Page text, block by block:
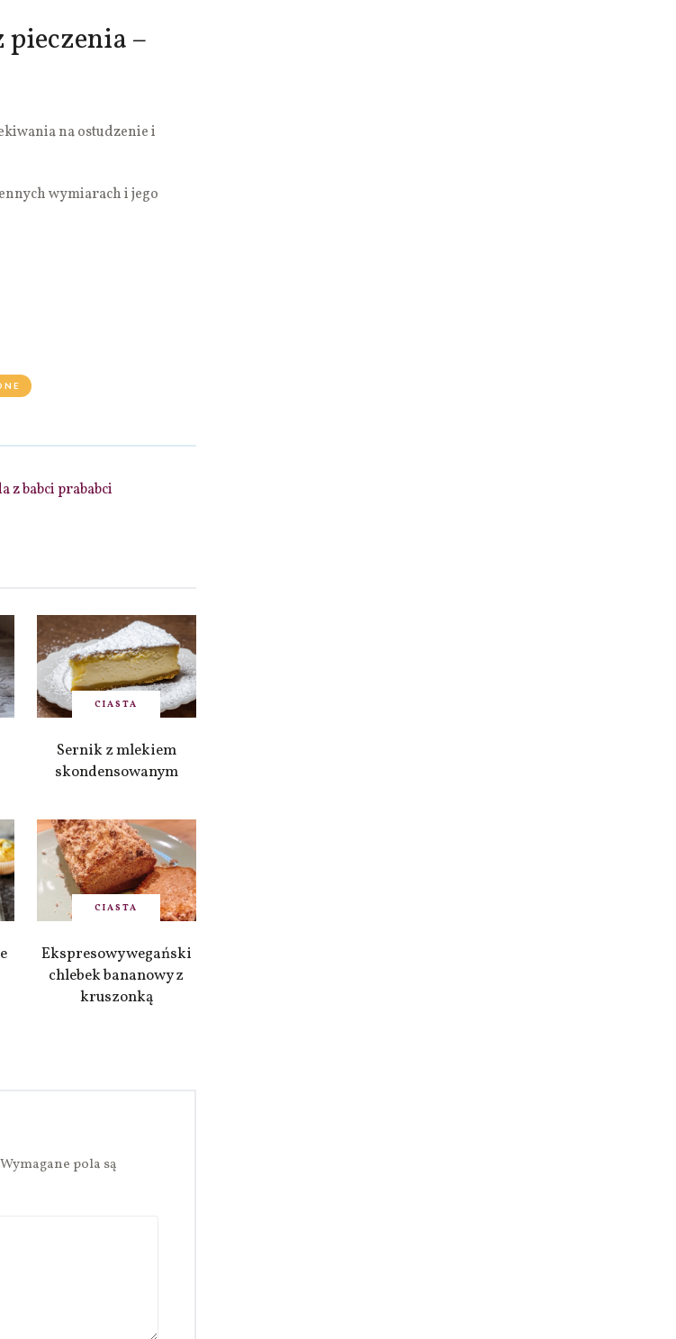
–
na ostudzenie i
wymiarach i jego
z babci prababci
CIASTA
Sernik z mlekiem
skondensowanym
CIASTA
Ekspresowy wegański
chlebek bananowy z
kruszonką
Wymagane pola są